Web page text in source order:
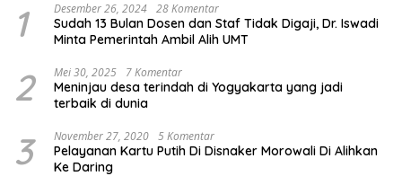
1 Desember 26, 2024 28 Komentar
Sudah 13 Bulan Dosen dan Staf Tidak Digaji, Dr. Iswadi
Minta Pemerintah Ambil Alih UMT
2 Mei 30, 2025 7 Komentar
Meninjau desa terindah di Yogyakarta yang jadi
terbaik di dunia
3 November 27, 2020 5 Komentar
Pelayanan Kartu Putih Di Disnaker Morowali Di Alihkan
Ke Daring